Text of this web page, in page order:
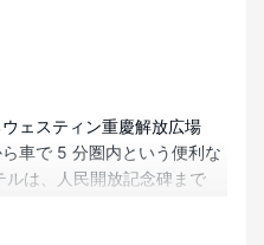
ェスティン重慶解放広場
車で 5 分圏内という便利な
は、人民開放記念碑まで